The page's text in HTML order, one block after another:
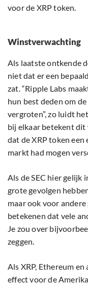
voor de XRP token.
Winstverwachting
Als laatste ontkende
niet dat er een
zat. “Ripple Labs
hun best deden om
vergroten”, zo luidt
bij elkaar betekent
dat de XRP token
markt had mogen
Als de SEC hier gelijk
grote gevolgen
maar ook voor
betekenen dat vele
Je zou over
zeggen.
Als XRP, Ethereum
effect voor de